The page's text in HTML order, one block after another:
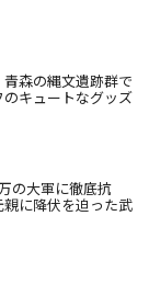
森の縄文遺跡群で
キュートなグッズ
の大軍に徹底抗
に降伏を迫った武